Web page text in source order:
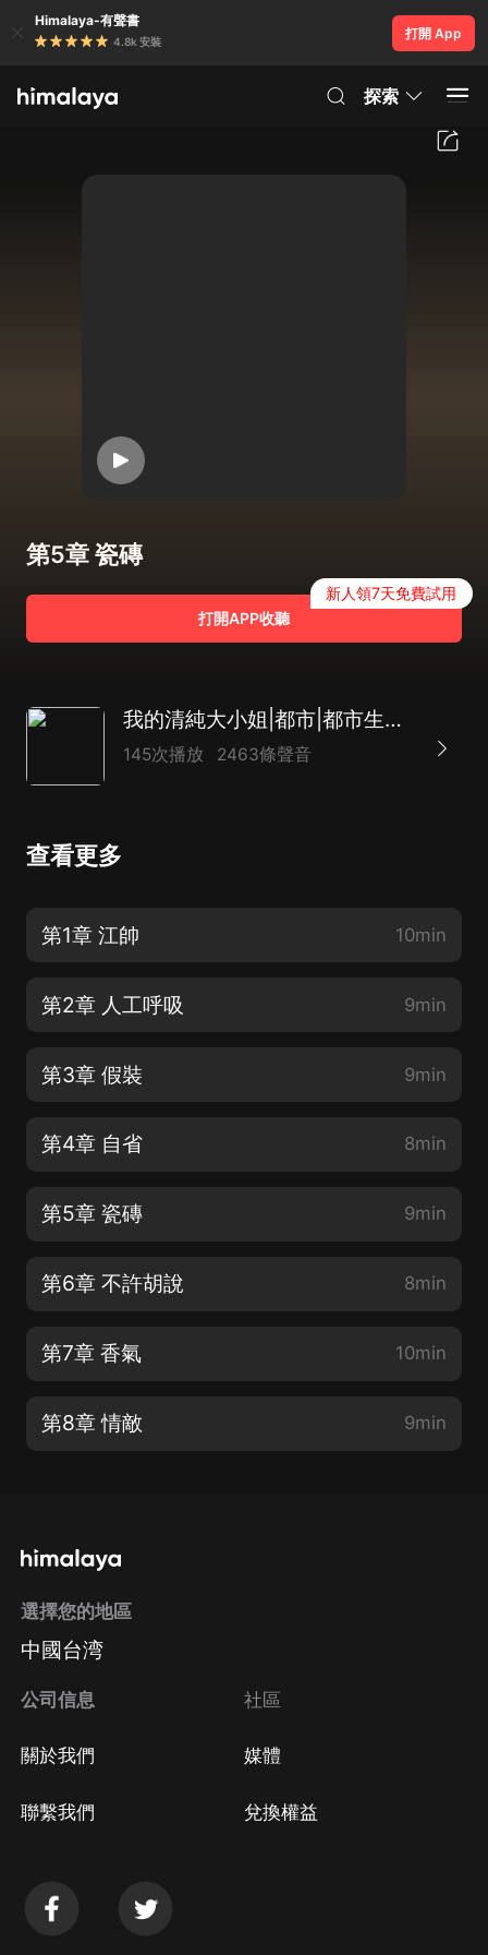
Himalaya-有聲書
4.8k 安裝
打開 App
探索
第5章 瓷磚
打開APP收聽
新人領7天免費試用
我的清純大小姐|都市|都市生活|爽文|爆笑|AI專輯
145次播放 2463條聲音
查看更多
第1章 江帥 10min
第2章 人工呼吸 9min
第3章 假裝 9min
第4章 自省 8min
第5章 瓷磚 9min
第6章 不許胡說 8min
第7章 香氣 10min
第8章 情敵 9min
選擇您的地區
中國台湾
公司信息
關於我們
聯繫我們
社區
媒體
兌換權益